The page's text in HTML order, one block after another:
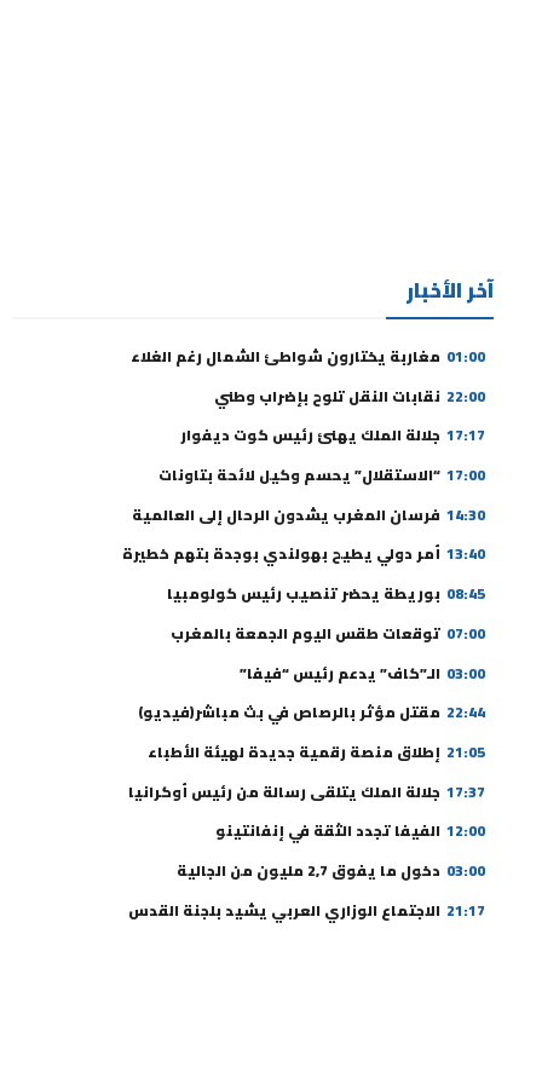
آخر الأخبار
01:00 مغاربة يختارون شواطئ الشمال رغم الغلاء
22:00 نقابات النقل تلوح بإضراب وطني
17:17 جلالة الملك يهنئ رئيس كوت ديفوار
17:00 “الاستقلال” يحسم وكيل لائحة بتاونات
14:30 فرسان المغرب يشدون الرحال إلى العالمية
13:40 أمر دولي يطيح بهولندي بوجدة بتهم خطيرة
08:45 بوريطة يحضر تنصيب رئيس كولومبيا
07:00 توقعات طقس اليوم الجمعة بالمغرب
03:00 الـ”كاف” يدعم رئيس “فيفا”
22:44 مقتل مؤثر بالرصاص في بث مباشر(فيديو)
21:05 إطلاق منصة رقمية جديدة لهيئة الأطباء
17:37 جلالة الملك يتلقى رسالة من رئيس أوكرانيا
12:00 الفيفا تجدد الثقة في إنفانتينو
03:00 دخول ما يفوق 2,7 مليون من الجالية
21:17 الاجتماع الوزاري العربي يشيد بلجنة القدس